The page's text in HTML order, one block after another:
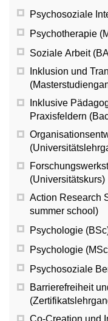
Psychosoziale
Psychotherapie
Soziale Arbeit
Inklusion und
Inklusive
Praxisfeldern
(Universitätskurs)
Action Research
summer school)
Psychologie
Psychologie
Psychosoziale
Barrierefreiheit
Co-Creation und